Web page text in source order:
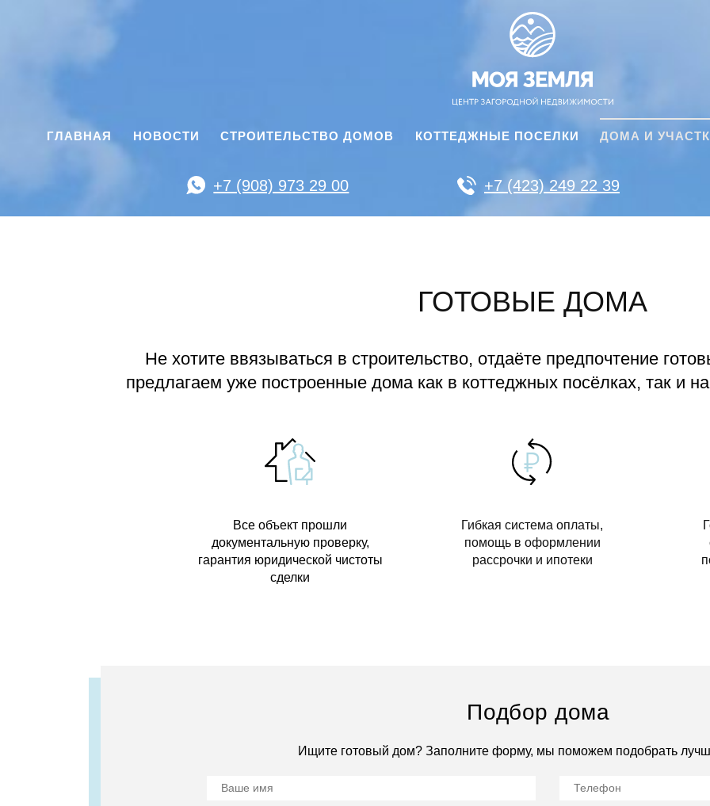
ГЛАВНАЯ НОВОСТИ СТРОИТЕЛЬСТВО ДОМОВ КОТТЕДЖНЫЕ ПОСЕЛКИ ДОМА И
+7 (908) 973 29 00 +7 (423) 249 22 39
ГОТОВЫЕ ДОМА
Не хотите ввязываться в строительство, отдаёте предпочтение
предлагаем уже построенные дома как в коттеджных посёлках, так и
Все объект прошли
документальную проверку,
гарантия юридической чистоты
сделки
Гибкая система оплаты,
помощь в оформлении
рассрочки и ипотеки
Подбор дома
Ищите готовый дом? Заполните форму, мы поможем подобрать